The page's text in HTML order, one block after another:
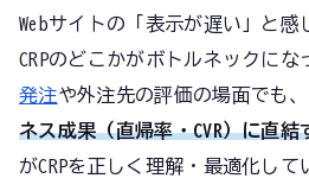
Webサイトの「表示が遅い」と
CRPのどこかがボトルネックにな
発注や外注先の評価の場面でも、
ネス成果（直帰率・CVR）に直結
がCRPを正しく理解・最適化し